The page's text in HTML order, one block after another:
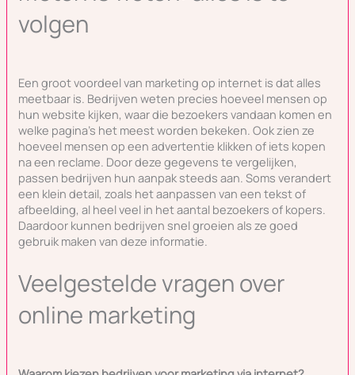
volgen
Een groot voordeel van marketing op internet is dat alles
meetbaar is. Bedrijven weten precies hoeveel mensen op
hun website kijken, waar die bezoekers vandaan komen en
welke pagina’s het meest worden bekeken. Ook zien ze
hoeveel mensen op een advertentie klikken of iets kopen
na een reclame. Door deze gegevens te vergelijken,
passen bedrijven hun aanpak steeds aan. Soms verandert
een klein detail, zoals het aanpassen van een tekst of
afbeelding, al heel veel in het aantal bezoekers of kopers.
Daardoor kunnen bedrijven snel groeien als ze goed
gebruik maken van deze informatie.
Veelgestelde vragen over
online marketing